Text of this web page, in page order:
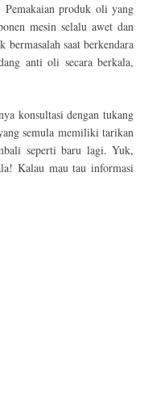
produk oli yang
mesin selalu awet dan
saat berkendara
anti oli secara berkala,
konsultasi dengan tukang
semula memiliki tarikan
seperti baru lagi. Yuk,
Kalau mau tau informasi